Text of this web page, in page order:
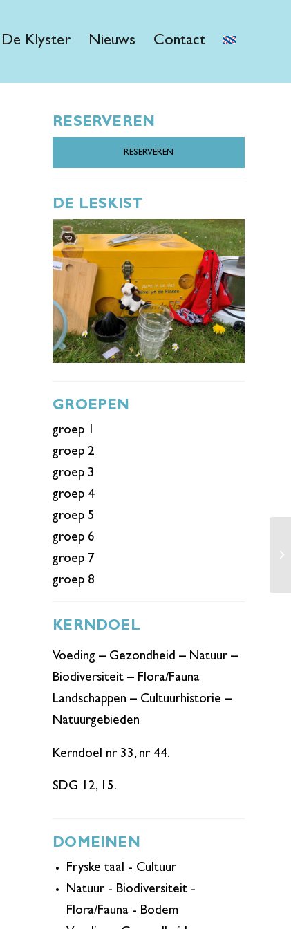
Klyster Nieuws Contact
RESERVEREN
RESERVEREN
DE LESKIST
GROEPEN
groep 1
groep 2
groep 3
groep 4
groep 5
groep 6
groep 7
groep 8
KERNDOEL
Voeding – Gezondheid – Natuur –
Biodiversiteit – Flora/Fauna
Landschappen – Cultuurhistorie –
Natuurgebieden
Kerndoel nr 33, nr 44.
SDG 12, 15.
DOMEINEN
Fryske taal - Cultuur
Natuur - Biodiversiteit -
Flora/Fauna - Bodem